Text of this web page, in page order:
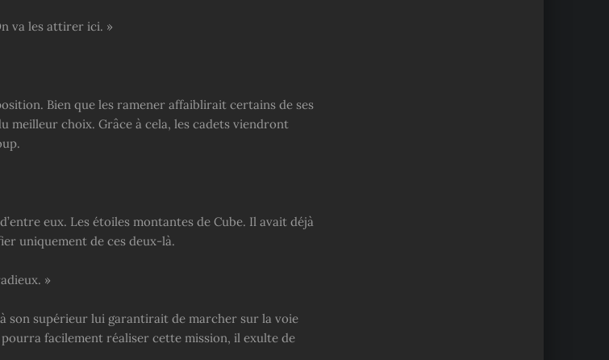
va les attirer ici. »
Bien que les ramener affaiblirait certains de ses
meilleur choix. Grâce à cela, les cadets viendront
eux. Les étoiles montantes de Cube. Il avait déjà
uniquement de ces deux-là.
»
son supérieur lui garantirait de marcher sur la voie
pourra facilement réaliser cette mission, il exulte de